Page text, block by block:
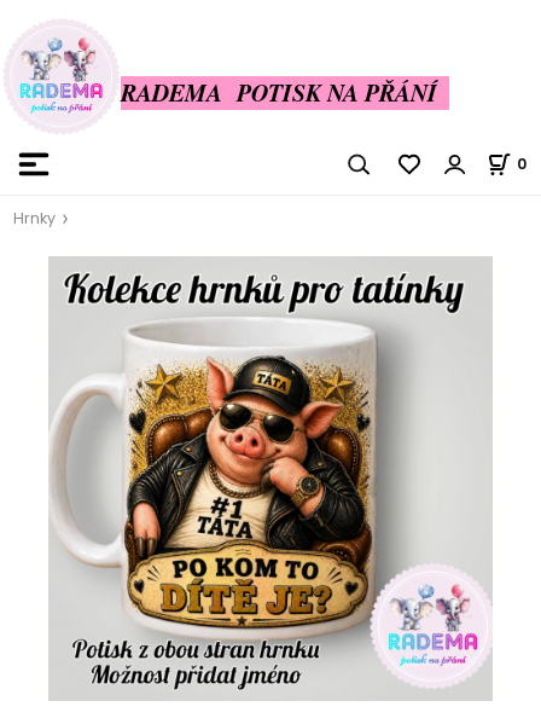
RADEMA POTISK NA PŘÁNÍ
0
Hrnky